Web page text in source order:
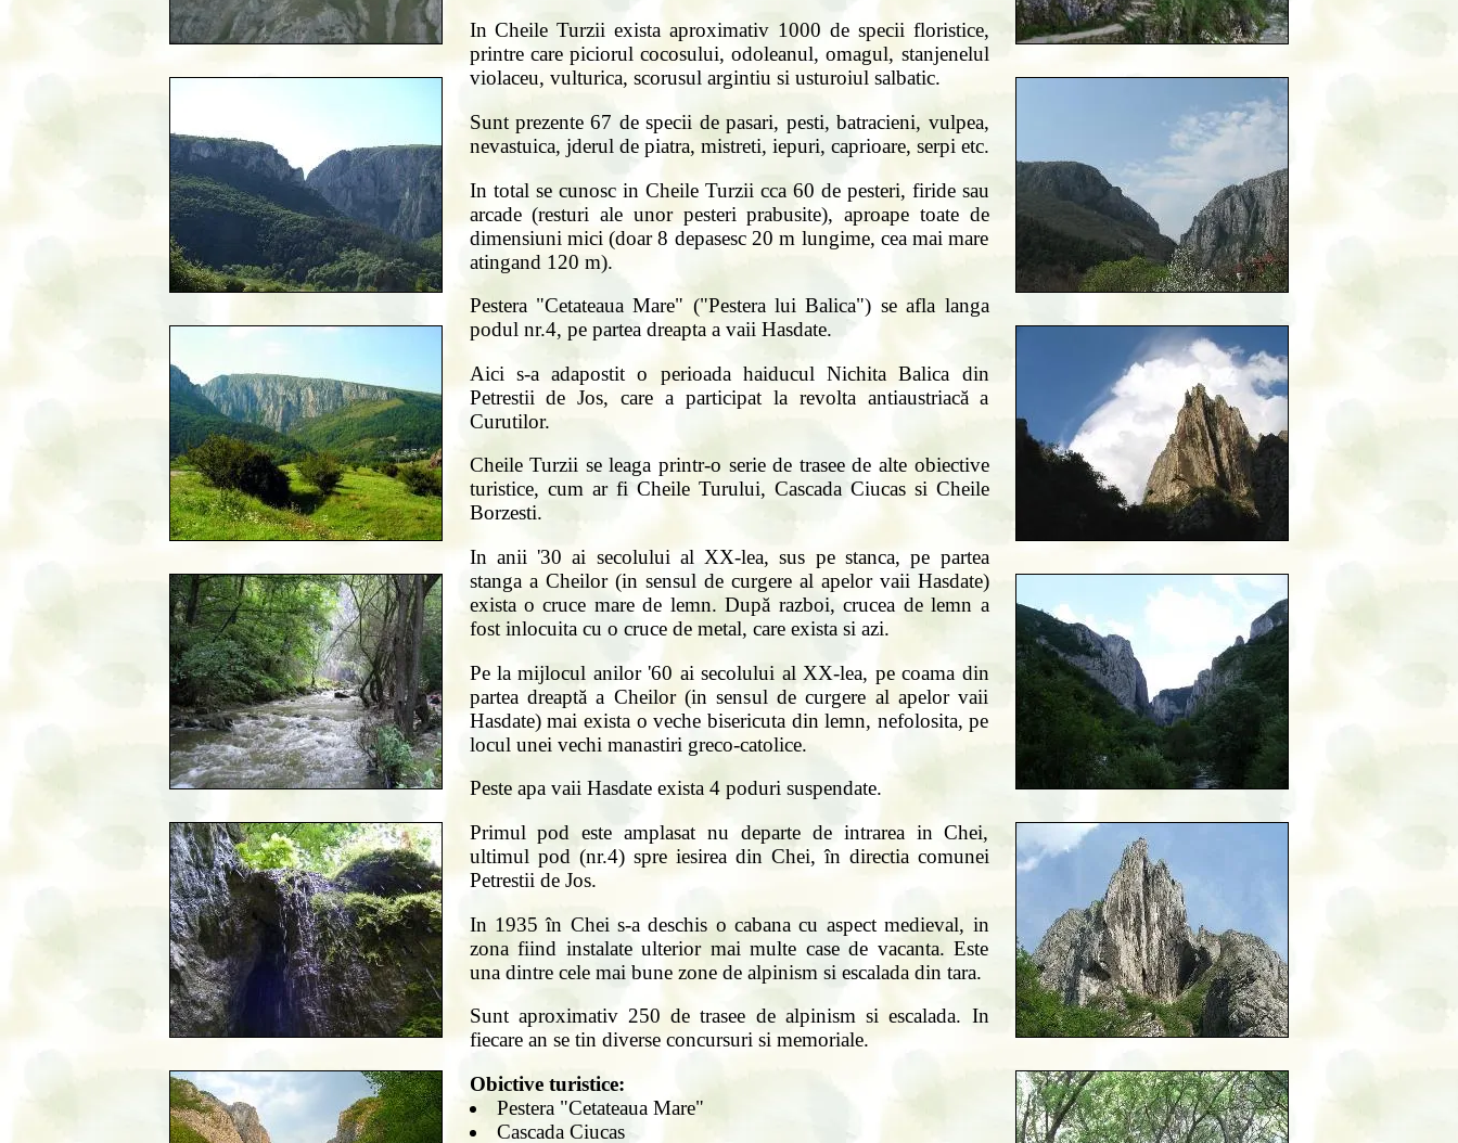
In Cheile Turzii exista aproximativ 1000 de specii floristice,
printre care piciorul cocosului, odoleanul, omagul, stanjenelul
violaceu, vulturica, scorusul argintiu si usturoiul salbatic.
Sunt prezente 67 de specii de pasari, pesti, batracieni, vulpea,
nevastuica, jderul de piatra, mistreti, iepuri, caprioare, serpi etc.
In total se cunosc in Cheile Turzii cca 60 de pesteri, firide sau
arcade (resturi ale unor pesteri prabusite), aproape toate de
dimensiuni mici (doar 8 depasesc 20 m lungime, cea mai mare
atingand 120 m).
Pestera "Cetateaua Mare" ("Pestera lui Balica") se afla langa
podul nr.4, pe partea dreapta a vaii Hasdate.
Aici s-a adapostit o perioada haiducul Nichita Balica din
Petrestii de Jos, care a participat la revolta antiaustriacă a
Curutilor.
Cheile Turzii se leaga printr-o serie de trasee de alte obiective
turistice, cum ar fi Cheile Turului, Cascada Ciucas si Cheile
Borzesti.
In anii '30 ai secolului al XX-lea, sus pe stanca, pe partea
stanga a Cheilor (in sensul de curgere al apelor vaii Hasdate)
exista o cruce mare de lemn. După razboi, crucea de lemn a
fost inlocuita cu o cruce de metal, care exista si azi.
Pe la mijlocul anilor '60 ai secolului al XX-lea, pe coama din
partea dreaptă a Cheilor (in sensul de curgere al apelor vaii
Hasdate) mai exista o veche bisericuta din lemn, nefolosita, pe
locul unei vechi manastiri greco-catolice.
Peste apa vaii Hasdate exista 4 poduri suspendate.
Primul pod este amplasat nu departe de intrarea in Chei,
ultimul pod (nr.4) spre iesirea din Chei, în directia comunei
Petrestii de Jos.
In 1935 în Chei s-a deschis o cabana cu aspect medieval, in
zona fiind instalate ulterior mai multe case de vacanta. Este
una dintre cele mai bune zone de alpinism si escalada din tara.
Sunt aproximativ 250 de trasee de alpinism si escalada. In
fiecare an se tin diverse concursuri si memoriale.
Obictive turistice:
Pestera "Cetateaua Mare"
Cascada Ciucas